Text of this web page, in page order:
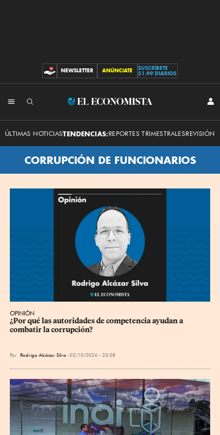
CONTRIBUCIONES
NEWSLETTER ANÚNCIATE
SUSCRÍBETE
$1.99 DIARIOS
El
Economista
ÚLTIMAS NOTICIASTENDENCIAS:REPORTES TRIMESTRALESREVISIÓN
CORRUPCIÓN DE FUNCIONARIOS
OPINIÓN
¿Por qué las autoridades de competencia ayudan a
combatir la corrupción?
Por Rodrigo Alcázar Silva 02/10/2024 - 23:08